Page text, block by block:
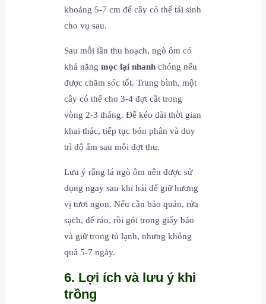
khoảng 5-7 cm để cây có thể tái sinh
cho vụ sau.
Sau mỗi lần thu hoạch, ngò ôm có
khả năngmọc lại nhanh chóng nếu
được chăm sóc tốt. Trung bình, một
cây có thể cho 3-4 đợt cắt trong
vòng 2-3 tháng. Để kéo dài thời gian
khai thác, tiếp tục bón phân và duy
trì độ ẩm sau mỗi đợt thu.
Lưu ý rằng lá ngò ôm nên được sử
dụng ngay sau khi hái để giữ hương
vị tươi ngon. Nếu cần bảo quản, rửa
sạch, để ráo, rồi gói trong giấy báo
và giữ trong tủ lạnh, nhưng không
quá 5-7 ngày.
6. Lợi ích và lưu ý khi
trồng